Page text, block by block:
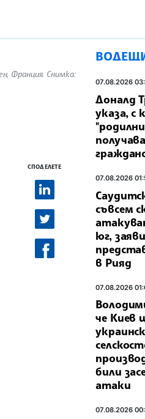
Франция. Снимка:
СПОДЕЛЕТЕ
07.08.2026
Доналд
указа, с
07.08.2026
съвсем
юг,
в Рияд
07.08.2026
че Киев
били
атаки
07.08.2026